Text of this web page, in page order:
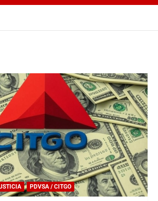
PDVSA / CITGO